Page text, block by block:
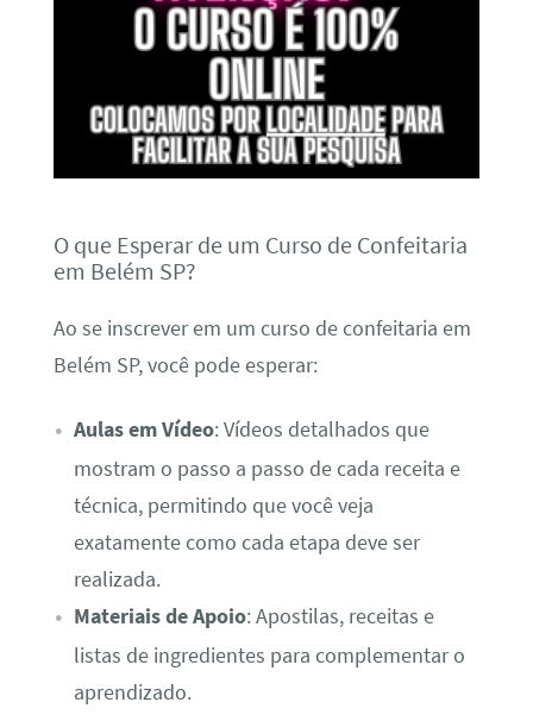
O que Esperar de um Curso de Confeitaria
em Belém SP?
Ao se inscrever em um curso de confeitaria em
Belém SP, você pode esperar:
Aulas em Vídeo: Vídeos detalhados que
mostram o passo a passo de cada receita e
técnica, permitindo que você veja
exatamente como cada etapa deve ser
realizada.
Materiais de Apoio: Apostilas, receitas e
listas de ingredientes para complementar o
aprendizado.